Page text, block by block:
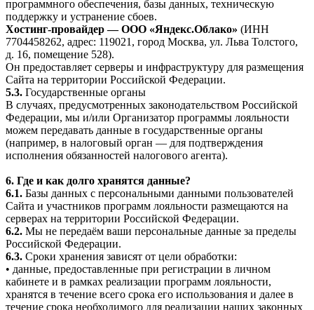
программного обеспечения, базы данных, техническую
поддержку и устранение сбоев.
Хостинг-провайдер — ООО «Яндекс.Облако» (ИНН
7704458262, адрес: 119021, город Москва, ул. Льва Толстого,
д. 16, помещение 528).
Он предоставляет серверы и инфраструктуру для размещения
Сайта на территории Российской Федерации.
5.3. Государственные органы
В случаях, предусмотренных законодательством Российской
Федерации, мы и/или Организатор программы лояльности
можем передавать данные в государственные органы
(например, в налоговый орган — для подтверждения
исполнения обязанностей налогового агента).
6. Где и как долго хранятся данные?
6.1. Базы данных с персональными данными пользователей
Сайта и участников программ лояльности размещаются на
серверах на территории Российской Федерации.
6.2. Мы не передаём ваши персональные данные за пределы
Российской Федерации.
6.3. Сроки хранения зависят от цели обработки:
• данные, предоставленные при регистрации в личном
кабинете и в рамках реализации программ лояльности,
хранятся в течение всего срока его использования и далее в
течение срока необходимого для реализации наших законных